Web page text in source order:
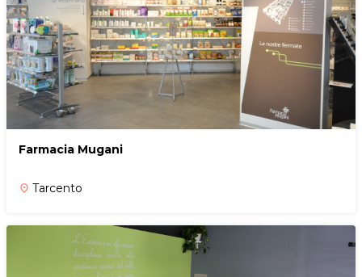
Farmacia Mugani
place Tarcento